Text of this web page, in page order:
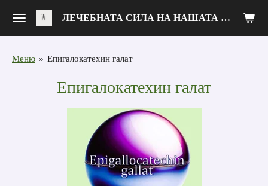
Zum
ЛЕЧЕБНАТА СИЛА НА НАШАТА ХРАНА
Меню » Епигалокатехин галат
Епигалокатехин галат